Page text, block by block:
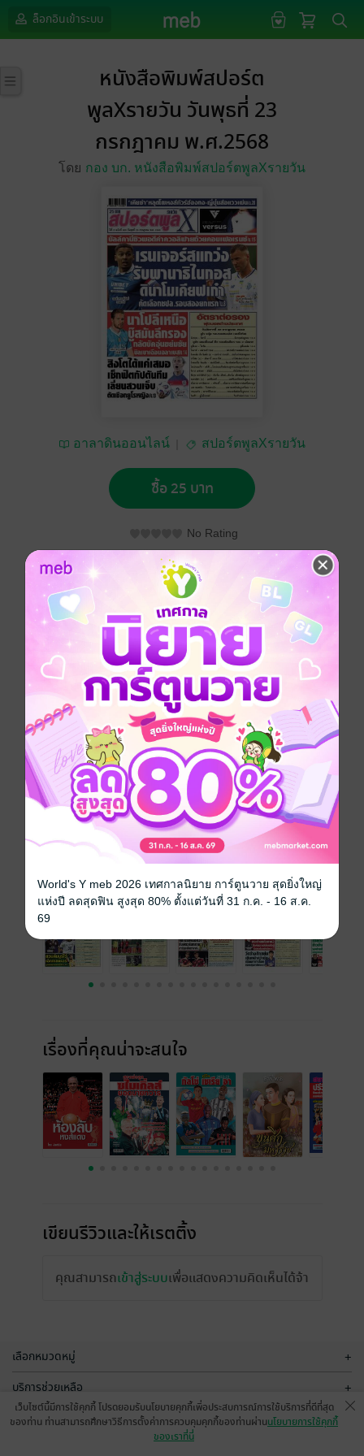
ล็อกอินเข้าระบบ
หนังสือพิมพ์สปอร์ต
พูลXรายวัน วันพุธที่ 23
กรกฎาคม พ.ศ.2568
โดย กอง บก. หนังสือพิมพ์สปอร์ตพูลXรายวัน
อาลาดินออนไลน์ สปอร์ตพูลXรายวัน
ซื้อ 25 บาท
No Rating
อยากได้ ซื้อเป็นของขวัญ ติดตาม แชร์
หนังสือพิมพ์สปอร์ตพูลXรายวัน วันพุธที่ 23 กรกฎาคม
พ.ศ.2568
ประเภทไฟล์ pdf
วันที่วางขาย 21 กรกฎาคม 2568
ความยาว 32 หน้า
ราคาปก 25 บาท
ดูทั้งหมด
เรื่องที่คุณน่าจะสนใจ
เขียนรีวิวและให้เรตติ้ง
คุณสามารถเข้าสู่ระบบเพื่อแสดงความคิดเห็นได้จ้า
เลือกหมวดหมู่ +
บริการช่วยเหลือ +
เกี่ยวกับเรา
เว็บไซต์นี้มีการใช้คุกกี้ โปรดยอมรับนโยบายคุกกี้เพื่อประสบการณ์การใช้บริการที่ดีที่สุด
ของท่าน ท่านสามารถศึกษาวิธีการตั้งค่าการควบคุมคุกกี้ของท่านผ่านนโยบายการใช้คุกกี้
ของเราที่นี่
World's Y meb 2026 เทศกาลนิยาย การ์ตูนวาย สุดยิ่งใหญ่
แห่งปี ลดสุดฟิน สูงสุด 80% ตั้งแต่วันที่ 31 ก.ค. - 16 ส.ค.
69